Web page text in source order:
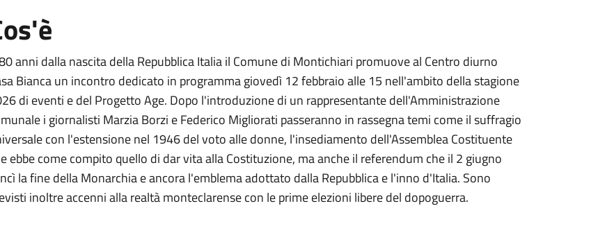
anni dalla nascita della Repubblica Italia il Comune di Montichiari promuove al Centro diurno
Bianca un incontro dedicato in programma giovedì 12 febbraio alle 15 nell'ambito della stagione
di eventi e del Progetto Age. Dopo l'introduzione di un rappresentante dell'Amministrazione
i giornalisti Marzia Borzi e Federico Migliorati passeranno in rassegna temi come il suffragio
con l'estensione nel 1946 del voto alle donne, l'insediamento dell'Assemblea Costituente
ebbe come compito quello di dar vita alla Costituzione, ma anche il referendum che il 2 giugno
la fine della Monarchia e ancora l'emblema adottato dalla Repubblica e l'inno d'Italia. Sono
inoltre accenni alla realtà monteclarense con le prime elezioni libere del dopoguerra.